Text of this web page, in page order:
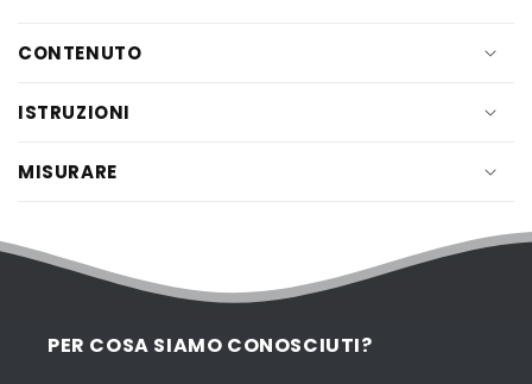
CONTENUTO
ISTRUZIONI
MISURARE
PER COSA SIAMO CONOSCIUTI?